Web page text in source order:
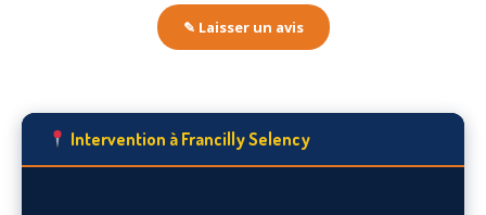
✎ Laisser un avis
Intervention à Francilly Selency